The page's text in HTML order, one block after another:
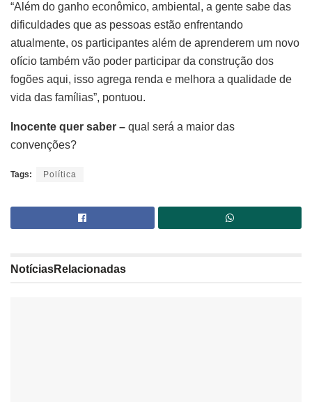
“Além do ganho econômico, ambiental, a gente sabe das
dificuldades que as pessoas estão enfrentando
atualmente, os participantes além de aprenderem um novo
ofício também vão poder participar da construção dos
fogões aqui, isso agrega renda e melhora a qualidade de
vida das famílias”, pontuou.
Inocente quer saber – qual será a maior das
convenções?
Tags: Política
NotíciasRelacionadas